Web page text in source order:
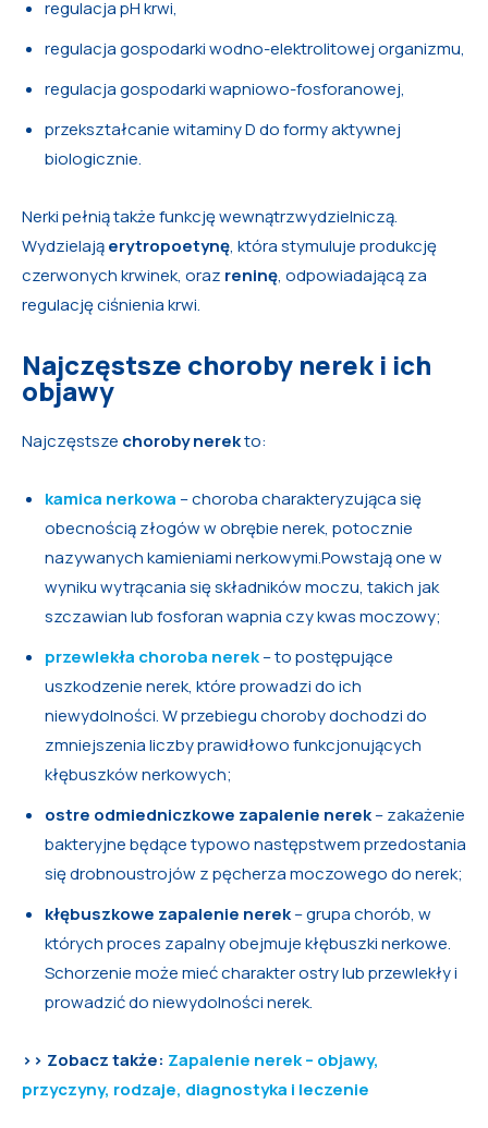
regulacja pH krwi,
regulacja gospodarki wodno-elektrolitowej organizmu,
regulacja gospodarki wapniowo-fosforanowej,
przekształcanie witaminy D do formy aktywnej
biologicznie.
Nerki pełnią także funkcję wewnątrzwydzielniczą.
Wydzielająerytropoetynę, która stymuluje produkcję
czerwonych krwinek, oraz reninę, odpowiadającą za
regulację ciśnienia krwi.
Najczęstsze choroby nerek i ich
objawy
Najczęstsze choroby nerekto:
kamica nerkowa – choroba charakteryzująca się
obecnością złogów w obrębie nerek, potocznie
nazywanych kamieniami nerkowymi.Powstają one w
wyniku wytrącania się składników moczu, takich jak
szczawian lub fosforan wapnia czy kwas moczowy;
przewlekła choroba nerek– to postępujące
uszkodzenie nerek, które prowadzi do ich
niewydolności. W przebiegu choroby dochodzi do
zmniejszenia liczby prawidłowo funkcjonujących
kłębuszków nerkowych;
ostre odmiedniczkowe zapalenie nerek– zakażenie
bakteryjne będące typowo następstwem przedostania
się drobnoustrojów z pęcherza moczowego do nerek;
kłębuszkowe zapalenie nerek– grupa chorób, w
których proces zapalny obejmuje kłębuszki nerkowe.
Schorzenie może mieć charakter ostry lub przewlekły i
prowadzić do niewydolności nerek.
>> Zobacz także: Zapalenie nerek – objawy,
przyczyny, rodzaje, diagnostyka i leczenie